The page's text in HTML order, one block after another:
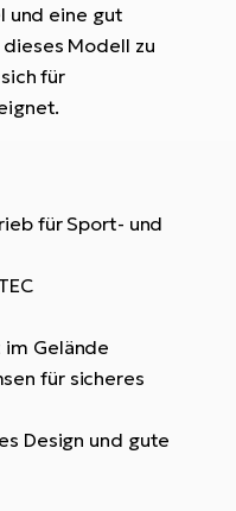
und eine gut
Modell zu
für
für Sport- und
Gelände
für sicheres
Design und gute